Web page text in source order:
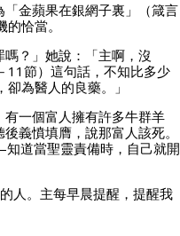
金蘋果在銀網子裏」（箴言
恰當。
？」她說：「主啊，沒
11節）這句話，不知比多少
為醫人的良藥。」
一個富人擁有許多牛群羊
義憤填膺，說那富人該死。
道當聖靈責備時，自己就開
人。主每早晨提醒，提醒我